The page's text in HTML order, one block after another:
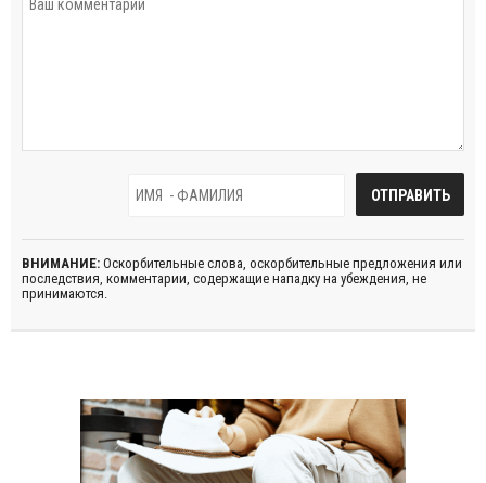
ВНИМАНИЕ: Оскорбительные слова, оскорбительные предложения или
последствия, комментарии, содержащие нападку на убеждения, не
принимаются.